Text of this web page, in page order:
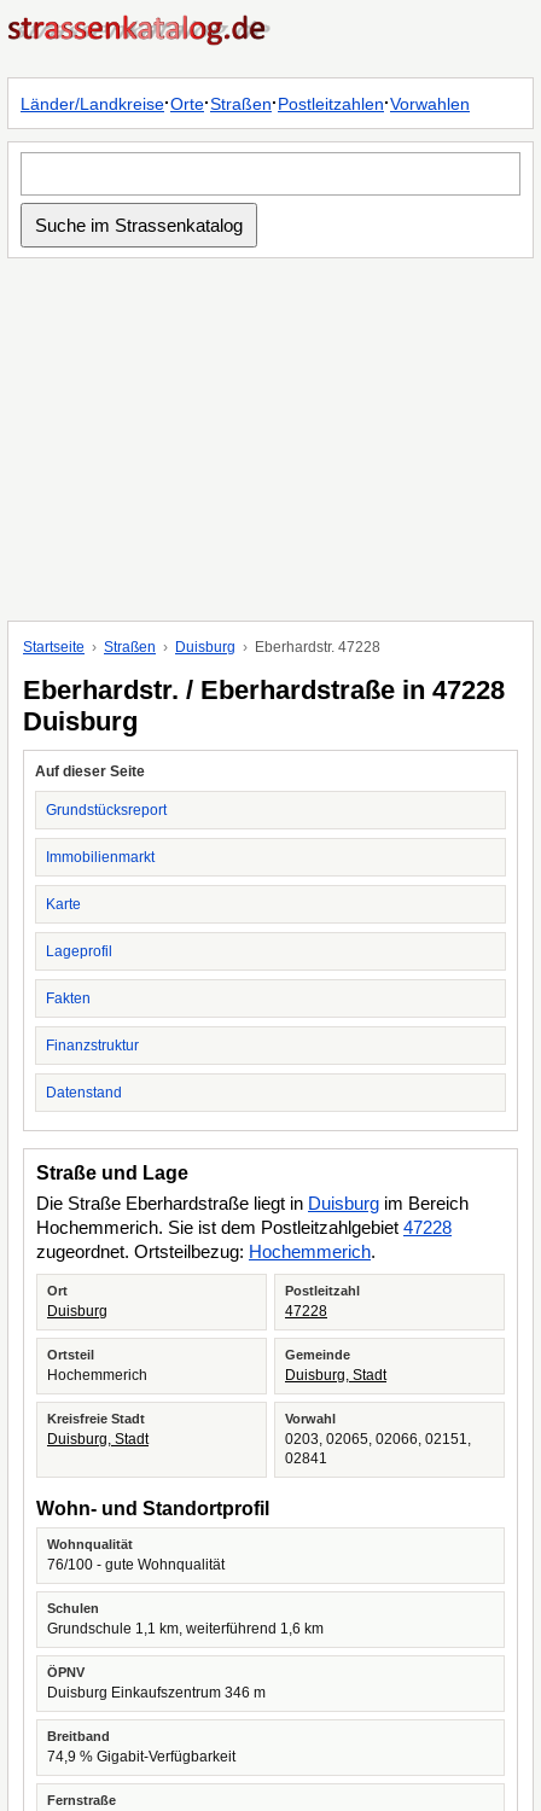
Länder/Landkreise·Orte·Straßen·Postleitzahlen·Vorwahlen
Startseite Straßen Duisburg Eberhardstr. 47228
Eberhardstr. / Eberhardstraße in 47228
Duisburg
Auf dieser Seite
Grundstücksreport
Immobilienmarkt
Karte
Lageprofil
Fakten
Finanzstruktur
Datenstand
Straße und Lage
Die Straße Eberhardstraße liegt in Duisburg im Bereich
Hochemmerich. Sie ist dem Postleitzahlgebiet 47228
zugeordnet. Ortsteilbezug: Hochemmerich.
Ort
Duisburg
Postleitzahl
47228
Ortsteil
Hochemmerich
Gemeinde
Duisburg, Stadt
Kreisfreie Stadt
Duisburg, Stadt
Vorwahl
0203, 02065, 02066, 02151,
02841
Wohn- und Standortprofil
Wohnqualität
76/100 - gute Wohnqualität
Schulen
Grundschule 1,1 km, weiterführend 1,6 km
ÖPNV
Duisburg Einkaufszentrum 346 m
Breitband
74,9 % Gigabit-Verfügbarkeit
Fernstraße